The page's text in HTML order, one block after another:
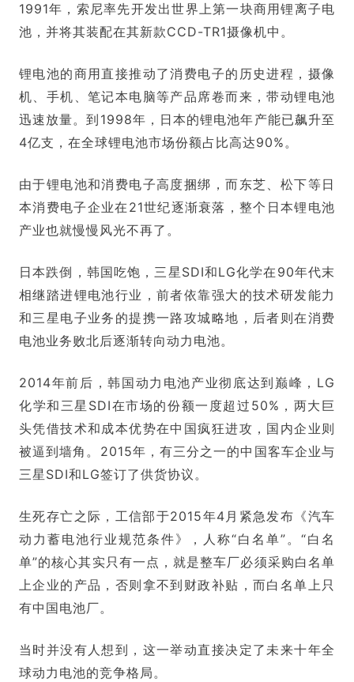
1991年，索尼率先开发出世界上第一块商用锂离子电
池，并将其装配在其新款CCD-TR1摄像机中。
锂电池的商用直接推动了消费电子的历史进程，摄像
机、手机、笔记本电脑等产品席卷而来，带动锂电池
迅速放量。到1998年，日本的锂电池年产能已飙升至
4亿支，在全球锂电池市场份额占比高达90%。
由于锂电池和消费电子高度捆绑，而东芝、松下等日
本消费电子企业在21世纪逐渐衰落，整个日本锂电池
产业也就慢慢风光不再了。
日本跌倒，韩国吃饱，三星SDI和LG化学在90年代末
相继踏进锂电池行业，前者依靠强大的技术研发能力
和三星电子业务的提携一路攻城略地，后者则在消费
电池业务败北后逐渐转向动力电池。
2014年前后，韩国动力电池产业彻底达到巅峰，LG
化学和三星SDI在市场的份额一度超过50%，两大巨
头凭借技术和成本优势在中国疯狂进攻，国内企业则
被逼到墙角。2015年，有三分之一的中国客车企业与
三星SDI和LG签订了供货协议。
生死存亡之际，工信部于2015年4月紧急发布《汽车
动力蓄电池行业规范条件》，人称“白名单”。“白名
单”的核心其实只有一点，就是整车厂必须采购白名单
上企业的产品，否则拿不到财政补贴，而白名单上只
有中国电池厂。
当时并没有人想到，这一举动直接决定了未来十年全
球动力电池的竞争格局。